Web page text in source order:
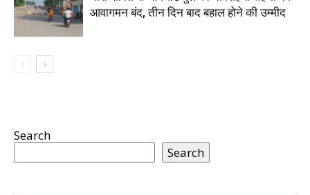
आवागमन बंद, तीन दिन बाद बहाल होने की उम्मीद
Search
Search